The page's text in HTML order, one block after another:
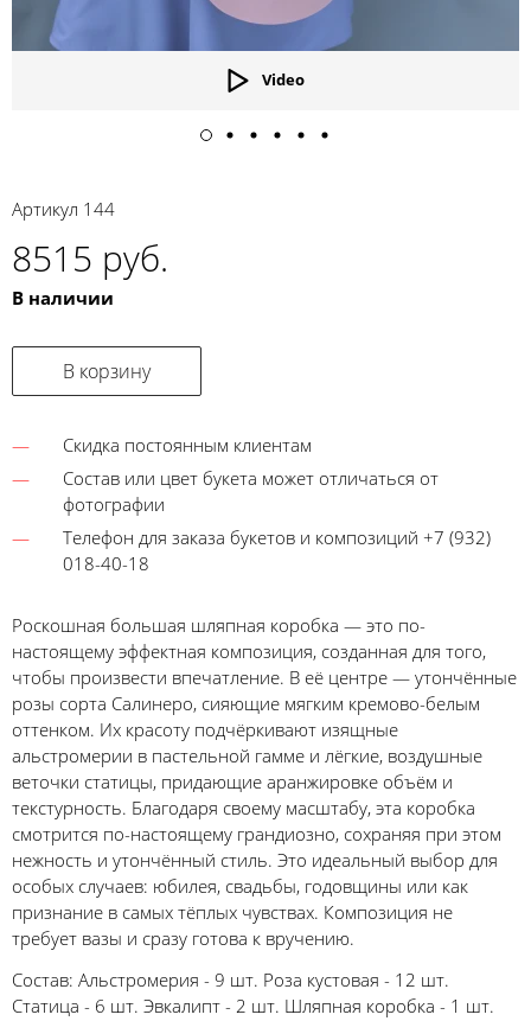
Video
Артикул 144
8515 руб.
В наличии
В корзину
Скидка постоянным клиентам
Состав или цвет букета может отличаться от
фотографии
Телефон для заказа букетов и композиций +7 (932)
018-40-18
Роскошная большая шляпная коробка — это по-
настоящему эффектная композиция, созданная для того,
чтобы произвести впечатление. В её центре — утончённые
розы сорта Салинеро, сияющие мягким кремово-белым
оттенком. Их красоту подчёркивают изящные
альстромерии в пастельной гамме и лёгкие, воздушные
веточки статицы, придающие аранжировке объём и
текстурность. Благодаря своему масштабу, эта коробка
смотрится по-настоящему грандиозно, сохраняя при этом
нежность и утончённый стиль. Это идеальный выбор для
особых случаев: юбилея, свадьбы, годовщины или как
признание в самых тёплых чувствах. Композиция не
требует вазы и сразу готова к вручению.
Состав: Альстромерия - 9 шт. Роза кустовая - 12 шт.
Статица - 6 шт. Эвкалипт - 2 шт. Шляпная коробка - 1 шт.